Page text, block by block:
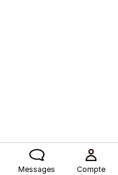
Messages Compte